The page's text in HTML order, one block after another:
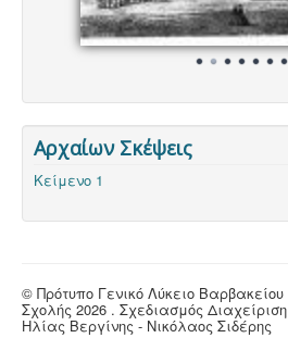
Αρχαίων Σκέψεις
Κείμενο 1
© Πρότυπο Γενικό Λύκειο Βαρβακείου
Σχολής 2026 . Σχεδιασμός Διαχείριση
Ηλίας Βεργίνης - Νικόλαος Σιδέρης